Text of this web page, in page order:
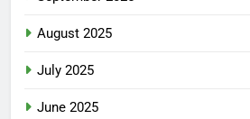
August 2025
July 2025
June 2025